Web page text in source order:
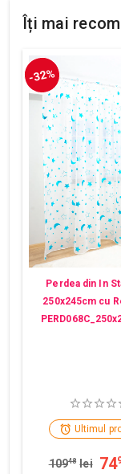
Îți mai
-32%
Perdea din In
250x245cm cu
Ultimul
10948 lei 74